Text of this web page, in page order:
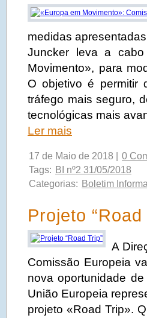
medidas
Juncker leva a
Movimento», para
O objetivo é permitir
tráfego mais seguro,
tecnológicas mais
Ler mais
17 de Maio de 2018 |
0
Tags: BI nº2 31/05/2018
Categorias: Boletim
Projeto “Road
A
Comissão Europeia
nova oportunidade
União Europeia
projeto «Road Trip».